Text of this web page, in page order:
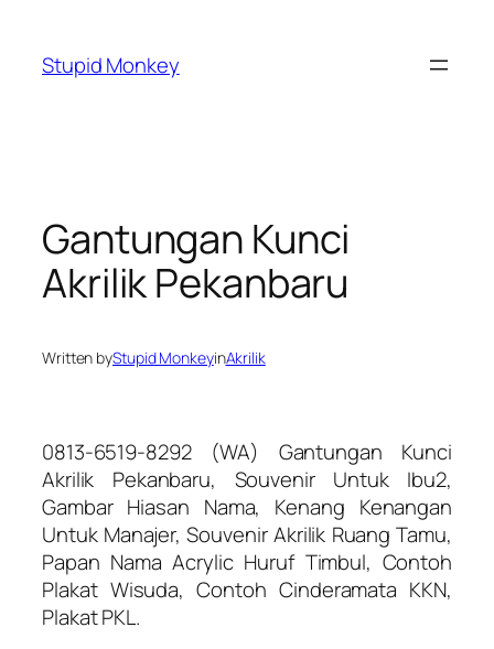
content
Stupid Monkey
Gantungan Kunci
Akrilik Pekanbaru
Written byStupid MonkeyinAkrilik
0813-6519-8292 (WA) Gantungan Kunci
Akrilik Pekanbaru, Souvenir Untuk Ibu2,
Gambar Hiasan Nama, Kenang Kenangan
Untuk Manajer, Souvenir Akrilik Ruang Tamu,
Papan Nama Acrylic Huruf Timbul, Contoh
Plakat Wisuda, Contoh Cinderamata KKN,
Plakat PKL.